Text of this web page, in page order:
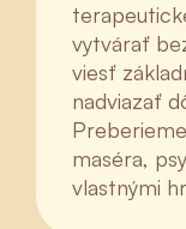
vytvárať
viesť
nadviazať
maséra,
vlastnými